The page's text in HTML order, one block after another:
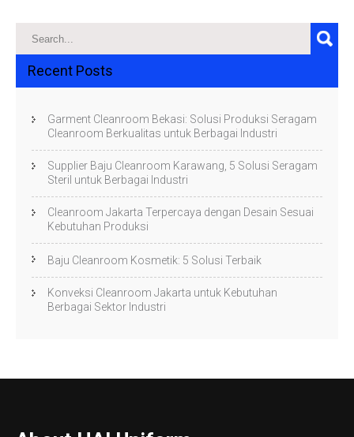
Recent Posts
Garment Cleanroom Bekasi: Solusi Produksi Seragam
Cleanroom Berkualitas untuk Berbagai Industri
Supplier Baju Cleanroom Karawang, 5 Solusi Seragam
Steril untuk Berbagai Industri
Cleanroom Jakarta Terpercaya dengan Desain Sesuai
Kebutuhan Produksi
Baju Cleanroom Kosmetik: 5 Solusi Terbaik
Konveksi Cleanroom Jakarta untuk Kebutuhan
Berbagai Sektor Industri